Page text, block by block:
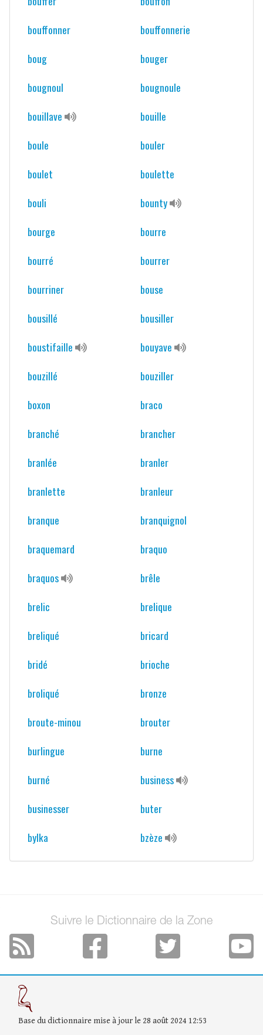
bouffonner
bouffonnerie
boug
bouger
bougnoul
bougnoule
bouillave
bouille
boule
bouler
boulet
boulette
bouli
bounty
bourge
bourre
bourré
bourrer
bourriner
bouse
bousillé
bousiller
boustifaille
bouyave
bouzillé
bouziller
boxon
braco
branché
brancher
branlée
branler
branlette
branleur
branque
branquignol
braquemard
braquo
braquos
brêle
brelic
brelique
breliqué
bricard
bridé
brioche
broliqué
bronze
broute-minou
brouter
burlingue
burne
burné
business
businesser
buter
bylka
bzèze
Suivre le Dictionnaire de la Zone
Base du dictionnaire mise à jour le 28 août 2024 12:53